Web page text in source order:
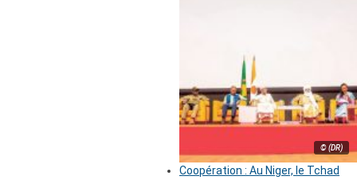
© (DR)
Coopération : Au Niger, le Tchad